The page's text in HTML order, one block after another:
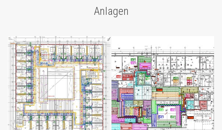
Anlagen